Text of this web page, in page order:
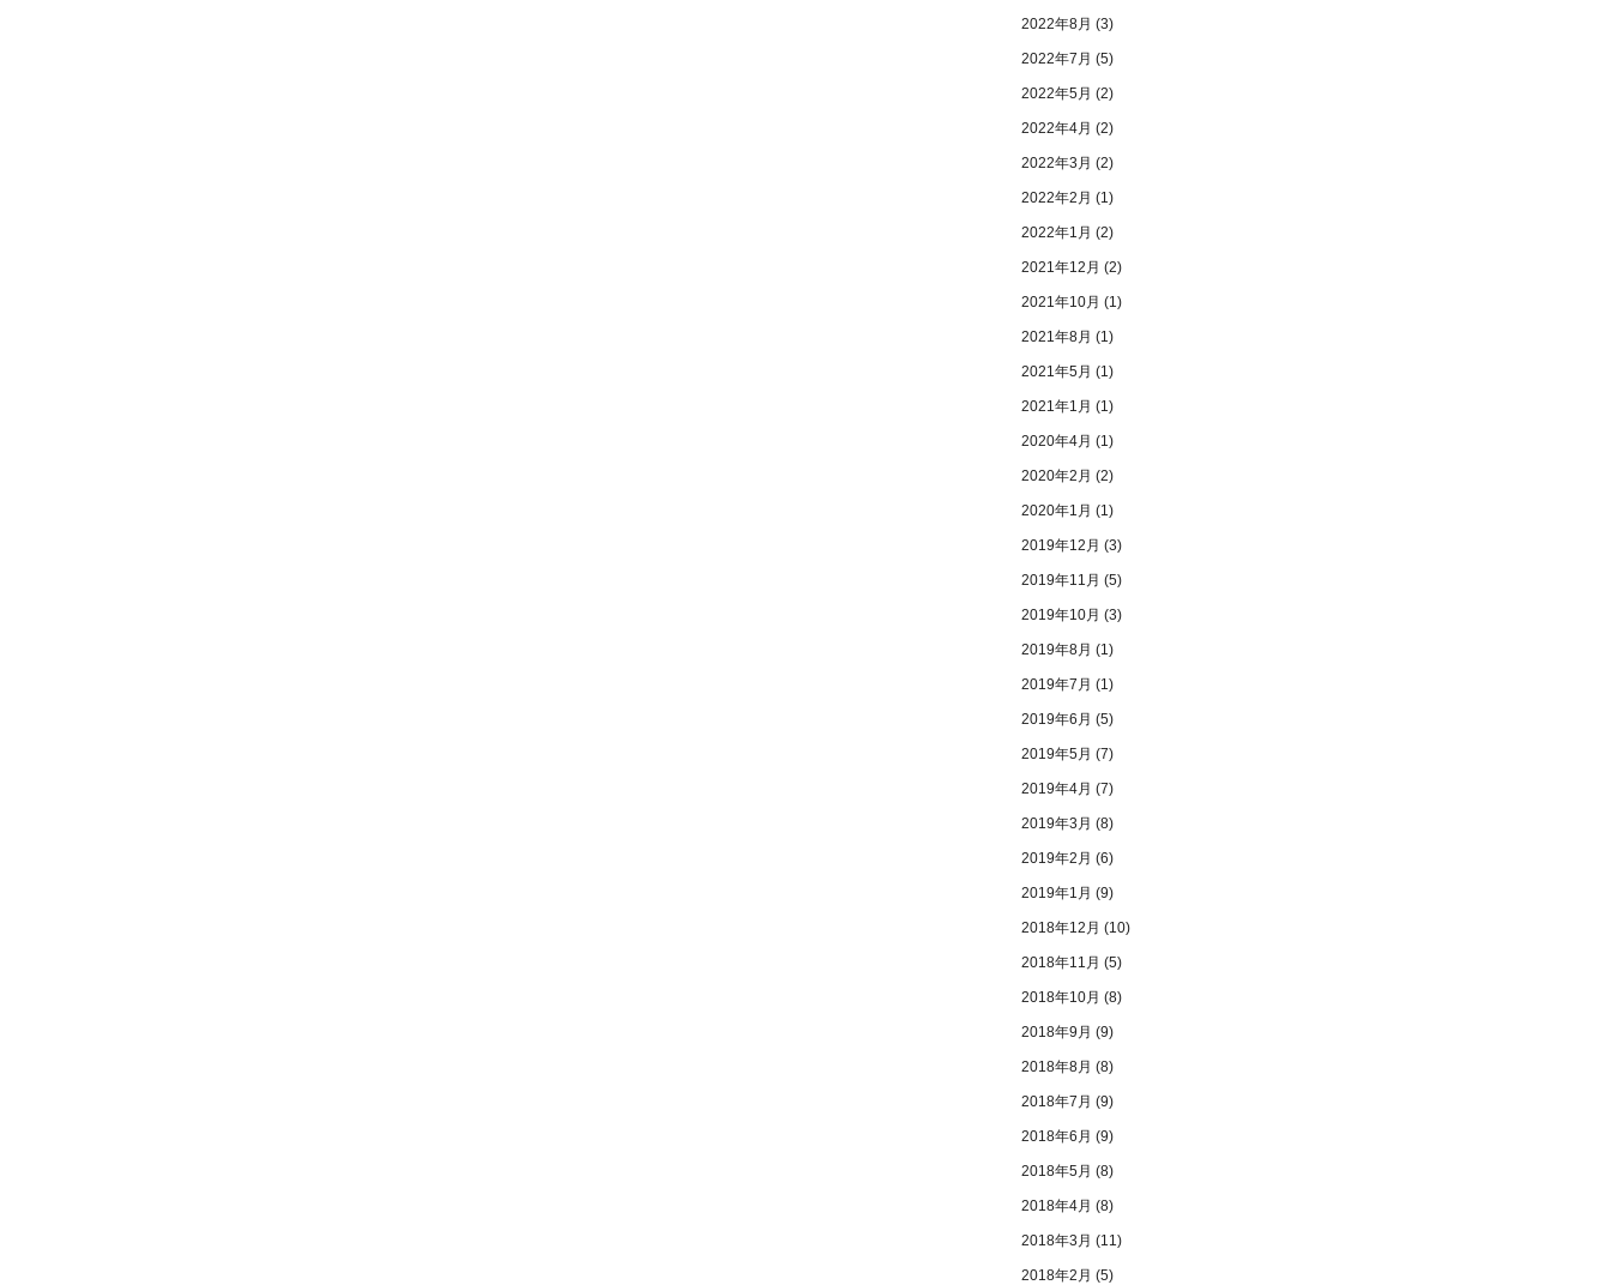
2022年8月 (3)
2022年7月 (5)
2022年5月 (2)
2022年4月 (2)
2022年3月 (2)
2022年2月 (1)
2022年1月 (2)
2021年12月 (2)
2021年10月 (1)
2021年8月 (1)
2021年5月 (1)
2021年1月 (1)
2020年4月 (1)
2020年2月 (2)
2020年1月 (1)
2019年12月 (3)
2019年11月 (5)
2019年10月 (3)
2019年8月 (1)
2019年7月 (1)
2019年6月 (5)
2019年5月 (7)
2019年4月 (7)
2019年3月 (8)
2019年2月 (6)
2019年1月 (9)
2018年12月 (10)
2018年11月 (5)
2018年10月 (8)
2018年9月 (9)
2018年8月 (8)
2018年7月 (9)
2018年6月 (9)
2018年5月 (8)
2018年4月 (8)
2018年3月 (11)
2018年2月 (5)